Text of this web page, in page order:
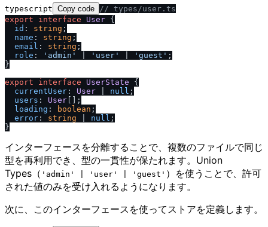
typescript Copy code // types/user.ts
export
interface User {
id : string ;
name : string ;
email : string ;
role : 'admin' 'user' 'guest' ;
}
export
interface UserState {
currentUser : User null ;
users : User [];
loading : boolean ;
error : string null ;
インターフェースを分離することで、複数のファイルで同じ
型を再利用でき、型の一貫性が保たれます。Union
Types（ 'admin' | 'user' | 'guest' ）を使うことで、許可
された値のみを受け入れるようになります。
次に、このインターフェースを使ってストアを定義します。